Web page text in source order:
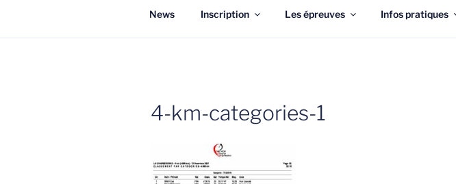
News Inscription Les épreuves Infos pratiques
4-km-categories-1